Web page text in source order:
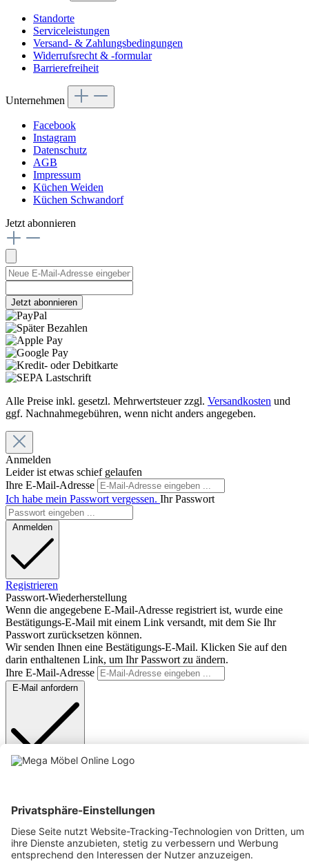
Standorte
Serviceleistungen
Versand- & Zahlungsbedingungen
Widerrufsrecht & -formular
Barrierefreiheit
Unternehmen
Facebook
Instagram
Datenschutz
AGB
Impressum
Küchen Weiden
Küchen Schwandorf
Jetzt abonnieren
Jetzt abonnieren
Alle Preise inkl. gesetzl. Mehrwertsteuer zzgl. Versandkosten und
ggf. Nachnahmegebühren, wenn nicht anders angegeben.
Anmelden
Leider ist etwas schief gelaufen
Ihre E-Mail-Adresse
Ich habe mein Passwort vergessen. Ihr Passwort
Anmelden
Registrieren
Passwort-Wiederherstellung
Wenn die angegebene E-Mail-Adresse registriert ist, wurde eine
Bestätigungs-E-Mail mit einem Link versandt, mit dem Sie Ihr
Passwort zurücksetzen können.
Wir senden Ihnen eine Bestätigungs-E-Mail. Klicken Sie auf den
darin enthaltenen Link, um Ihr Passwort zu ändern.
Ihre E-Mail-Adresse
E-Mail anfordern
Monochrom
Niedrige Sättigung
Animationen stoppen
Überschriften hervorheben
Großer Cursor
Leseführung Bilder ausblenden